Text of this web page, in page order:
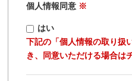
個人情報同意 ※
はい
下記の「個人情報の取り扱
き、同意いただける場合は